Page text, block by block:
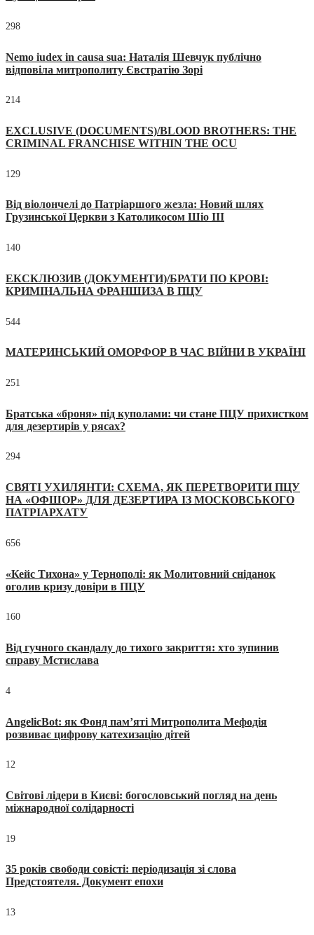
298
Nemo iudex in causa sua: Наталія Шевчук публічно
відповіла митрополиту Євстратію Зорі
214
EXCLUSIVE (DOCUMENTS)/BLOOD BROTHERS: THE
CRIMINAL FRANCHISE WITHIN THE OCU
129
Від віолончелі до Патріаршого жезла: Новий шлях
Грузинської Церкви з Католикосом Шіо III
140
ЕКСКЛЮЗИВ (ДОКУМЕНТИ)/БРАТИ ПО КРОВІ:
КРИМІНАЛЬНА ФРАНШИЗА В ПЦУ
544
МАТЕРИНСЬКИЙ ОМОРФОР В ЧАС ВІЙНИ В УКРАЇНІ
251
Братська «броня» під куполами: чи стане ПЦУ прихистком
для дезертирів у рясах?
294
СВЯТІ УХИЛЯНТИ: СХЕМА, ЯК ПЕРЕТВОРИТИ ПЦУ
НА «ОФШОР» ДЛЯ ДЕЗЕРТИРА ІЗ МОСКОВСЬКОГО
ПАТРІАРХАТУ
656
«Кейс Тихона» у Тернополі: як Молитовний сніданок
оголив кризу довіри в ПЦУ
160
Від гучного скандалу до тихого закриття: хто зупинив
справу Мстислава
4
AngelicBot: як Фонд пам’яті Митрополита Мефодія
розвиває цифрову катехизацію дітей
12
Світові лідери в Києві: богословський погляд на день
міжнародної солідарності
19
35 років свободи совісті: періодизація зі слова
Предстоятеля. Документ епохи
13